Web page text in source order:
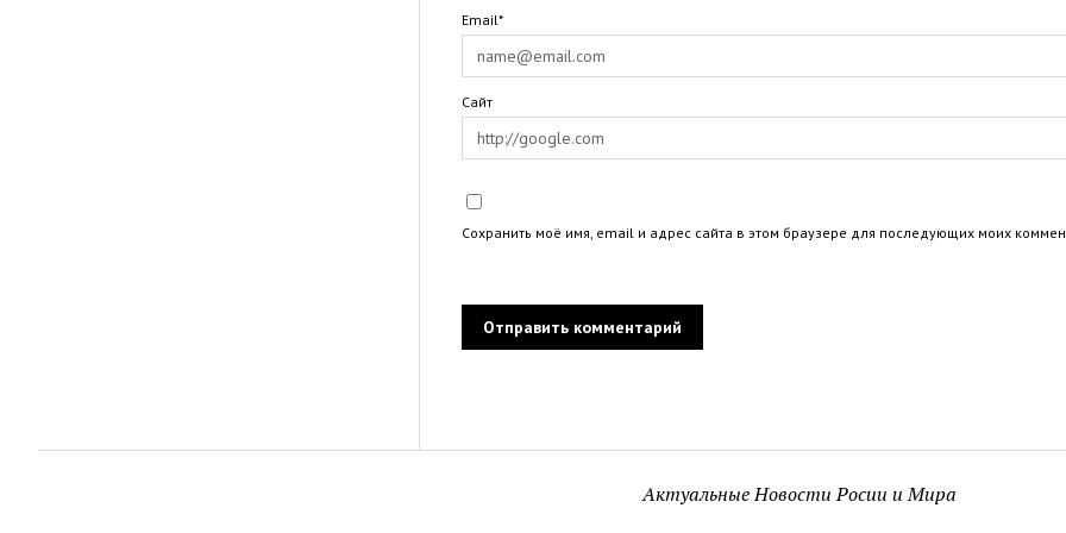
Email*
Сайт
Сохранить моё имя, email и адрес сайта в этом браузере для последующих моих
Актуальные Новости Росии и Мира